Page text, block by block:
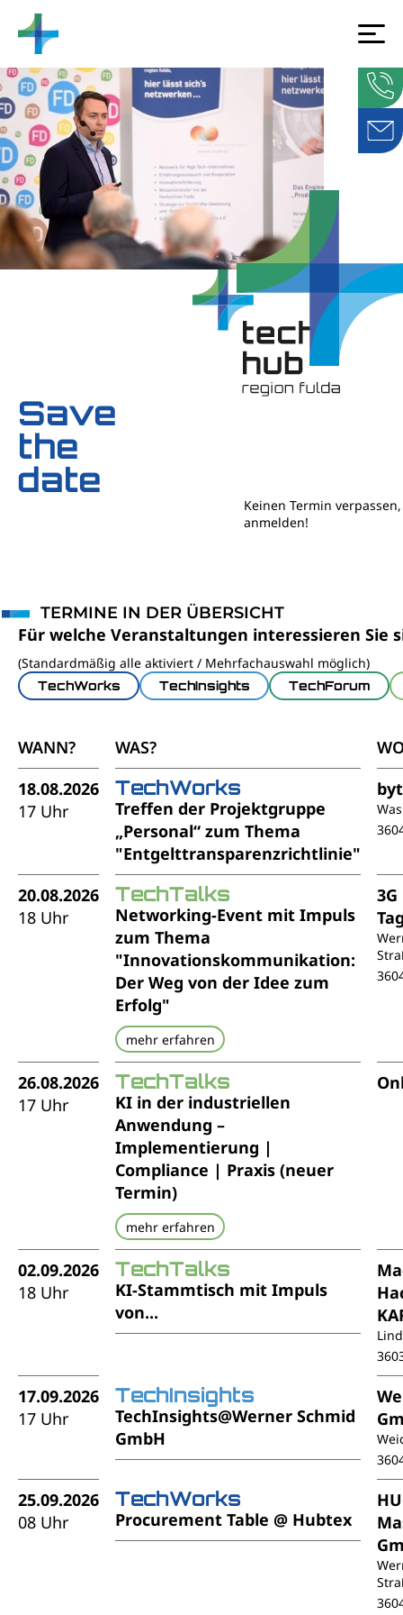
Save
the
date
Keinen Termin
anmelden!
Für welche Veranstaltungen interessieren Sie
(Standardmäßig alle aktiviert / Mehrfachauswahl möglich)
TechWorks TechInsights TechForum
TERMINE IN DER ÜBERSICHT
WANN? WAS?
18.08.2026
17 Uhr
TechWorks
Treffen der Projektgruppe
„Personal“ zum Thema
"Entgelttransparenzrichtlinie"
20.08.2026
18 Uhr
TechTalks
Networking-Event mit Impuls
zum Thema
"Innovationskommunikation:
Der Weg von der Idee zum
Erfolg"
mehr erfahren
3G
26.08.2026
17 Uhr
TechTalks
KI in der industriellen
Anwendung –
Implementierung |
Compliance | Praxis (neuer
Termin)
mehr erfahren
02.09.2026
18 Uhr
TechTalks
KI-Stammtisch mit Impuls
von...
17.09.2026
17 Uhr
TechInsights
TechInsights@Werner Schmid
GmbH
25.09.2026
08 Uhr
TechWorks
Procurement Table @ Hubtex